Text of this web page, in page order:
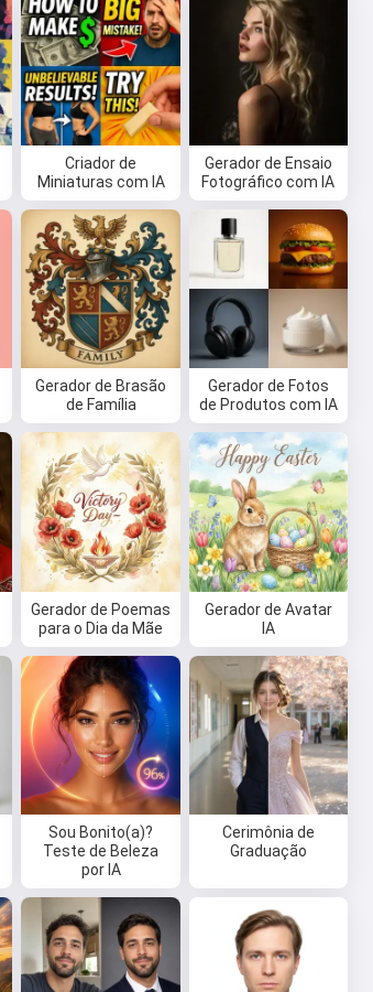
Criador de
Miniaturas com IA
Gerador de Ensaio
Fotográfico com IA
Gerador de Brasão
de Família
Gerador de Fotos
de Produtos com IA
Gerador de Poemas
para o Dia da Mãe
Gerador de Avatar
IA
Sou Bonito(a)?
Teste de Beleza
por IA
Cerimônia de
Graduação